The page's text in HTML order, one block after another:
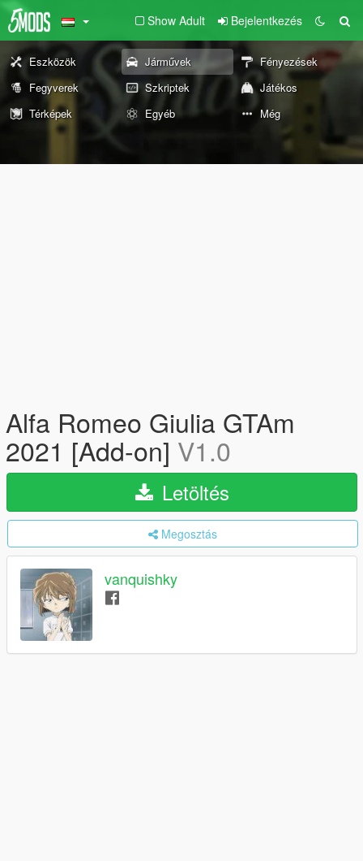
Show Adult Bejelentkezés
Eszközök Járművek
Fényezések
Fegyverek
Szkriptek
Játékos
Térképek
Egyéb Még
Alfa Romeo Giulia GTAm
2021 [Add-on] V1.0
Letöltés
Megosztás
vanquishky